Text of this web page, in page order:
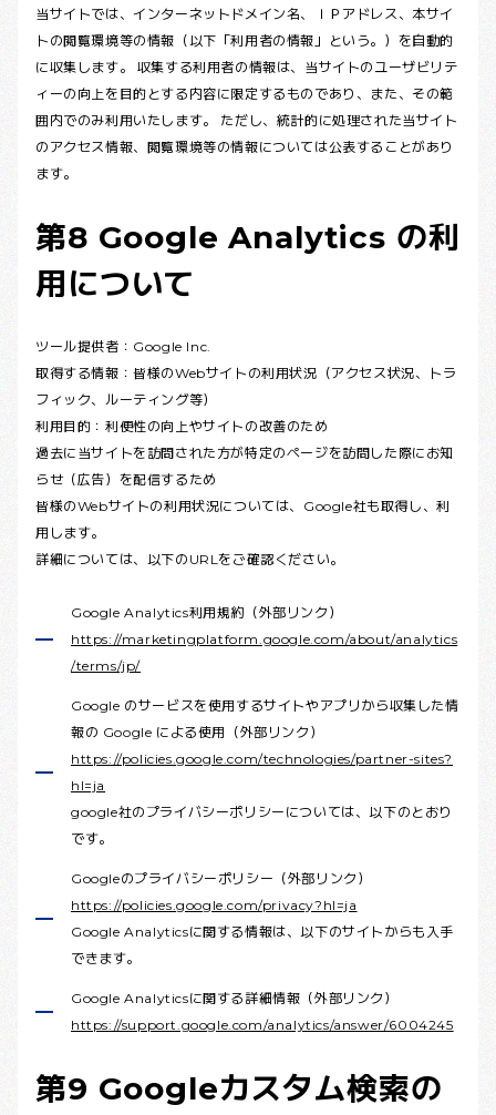
当サイトでは、インターネットドメイン名、ＩＰアドレス、本サイ
トの閲覧環境等の情報（以下「利用者の情報」という。）を自動的
に収集します。 収集する利用者の情報は、当サイトのユーザビリテ
ィーの向上を目的とする内容に限定するものであり、また、その範
囲内でのみ利用いたします。 ただし、統計的に処理された当サイト
のアクセス情報、閲覧環境等の情報については公表することがあり
ます。
第8 Google Analytics の利
用について
ツール提供者：Google Inc.
取得する情報：皆様のWebサイトの利用状況（アクセス状況、トラ
フィック、ルーティング等）
利用目的：利便性の向上やサイトの改善のため
過去に当サイトを訪問された方が特定のページを訪問した際にお知
らせ（広告）を配信するため
皆様のWebサイトの利用状況については、Google社も取得し、利
用します。
詳細については、以下のURLをご確認ください。
Google Analytics利用規約（外部リンク）
https://marketingplatform.google.com/about/analytics
/terms/jp/
Google のサービスを使用するサイトやアプリから収集した情
報の Google による使用（外部リンク）
https://policies.google.com/technologies/partner-sites?
hl=ja
google社のプライバシーポリシーについては、以下のとおり
です。
Googleのプライバシーポリシー（外部リンク）
https://policies.google.com/privacy?hl=ja
Google Analyticsに関する情報は、以下のサイトからも入手
できます。
Google Analyticsに関する詳細情報（外部リンク）
https://support.google.com/analytics/answer/6004245
第9 Googleカスタム検索の